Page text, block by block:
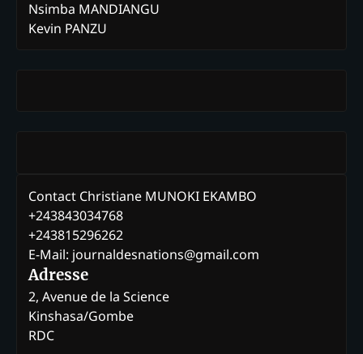
Nsimba MANDIANGU
Kevin PANZU
Contact Christiane MUNOKI EKAMBO
+243843034768
+243815296262
E-Mail: journaldesnations@gmail.com
Adresse
2, Avenue de la Science
Kinshasa/Gombe
RDC